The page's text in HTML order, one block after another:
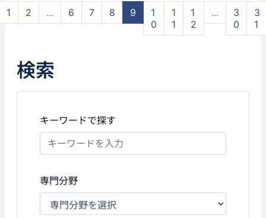
1 2 ... 6 7 8 9
1
0
1
1
1
2
...
3
0
3
1
検索
キーワードで探す
専門分野